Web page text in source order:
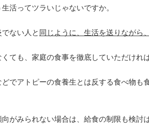
活ってツラいじゃないですか。
ない人と 同じように、生活を送りながら、
くても、家庭の食事を徹底していただけれ
どでアトピーの食養生とは反する食べ物も
がみられない場合は、給食の制限も検討